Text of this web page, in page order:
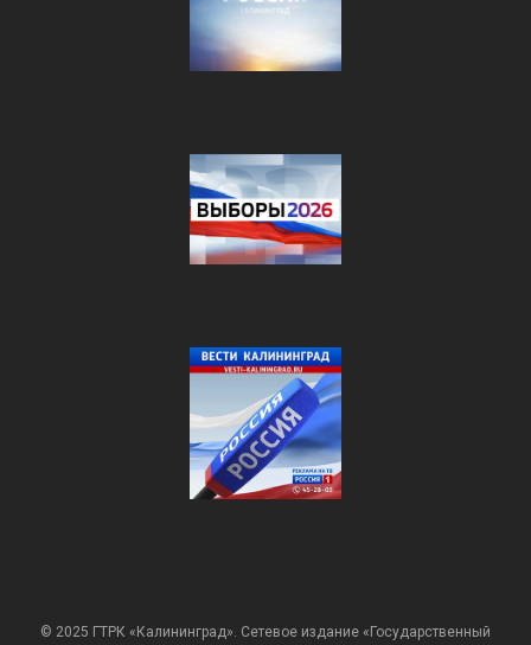
© 2025 ГТРК «Калининград». Сетевое издание «Государственный